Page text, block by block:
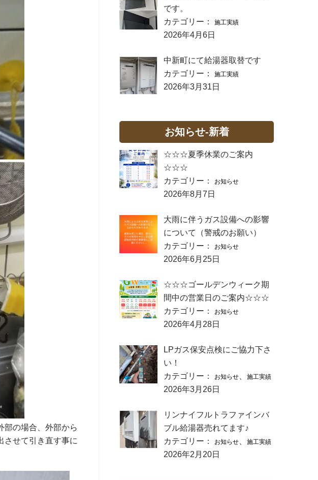
部の場合、外部から
させて引き直す事に
です。
カテゴリー：
施工実績
2026年4月6日
中新町にて給湯器取替です
カテゴリー：
施工実績
2026年3月31日
お知らせ-新着
☆☆☆夏季休業のご案内
☆☆☆
カテゴリー：
お知らせ
2026年8月7日
大雨に伴うガス設備への影響
について（警戒のお願い）
カテゴリー：
お知らせ
2026年6月25日
☆☆☆ゴールデンウィーク期
間中の営業日のご案内☆☆☆
カテゴリー：
お知らせ
2026年4月28日
LPガス保安点検にご協力下さ
い！
カテゴリー：
お知らせ 施工実績
2026年3月26日
リンナイフルトラファインバ
ブル給湯器売れてます♪
カテゴリー：
お知らせ 施工実績
2026年2月20日